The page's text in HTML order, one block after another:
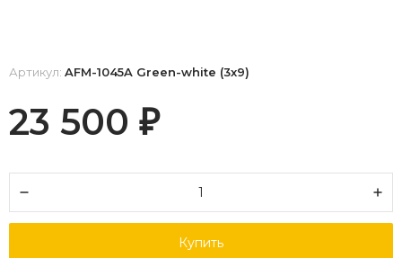
Артикул: AFM-1045A Green-white (3х9)
23 500 ₽
Купить